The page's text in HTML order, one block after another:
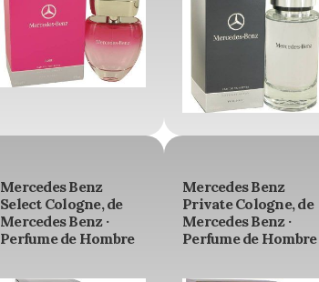
Mercedes Benz
Select Cologne, de
Mercedes Benz ·
Perfume de Hombre
Mercedes Benz
Private Cologne, de
Mercedes Benz ·
Perfume de Hombre